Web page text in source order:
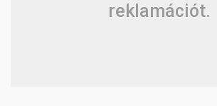
reklamációt.